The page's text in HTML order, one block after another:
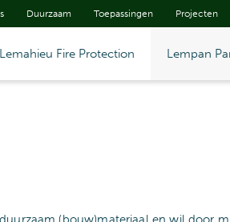
Duurzaam Toepassingen Projecten
Lemahieu Fire Protection Lempan